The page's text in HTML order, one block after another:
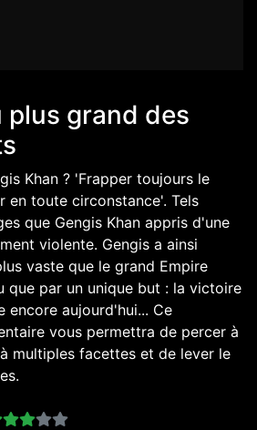
plus grand des
Khan ? 'Frapper toujours le
en toute circonstance'. Tels
que Gengis Khan appris d'une
violente. Gengis a ainsi
vaste que le grand Empire
que par un unique but : la victoire
encore aujourd'hui... Ce
vous permettra de percer à
multiples facettes et de lever le